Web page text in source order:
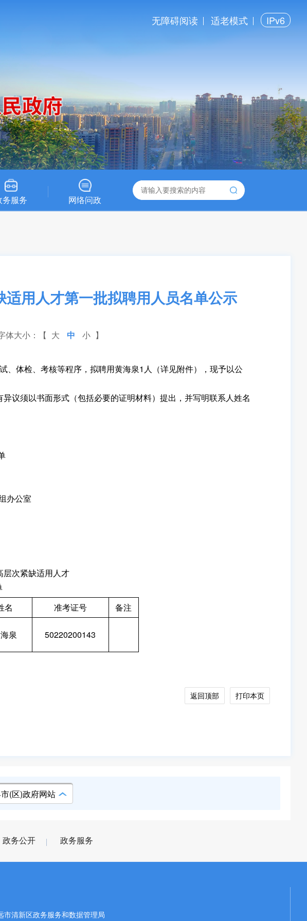
无障碍阅读 适老模式 IPv6
务服务 网络问政
用人才第一批拟聘用人员名单公示
体大小：【 大 中 小 】
体检、考核等程序，拟聘用黄海泉1人（详见附件），现予以公
须以书面形式（包括必要的证明材料）提出，并写明联系人姓名
办公室
层次紧缺适用人才
名 准考证号 备注
泉 50220200143
返回顶部 打印本页
(区)政府网站
政务公开 政务服务
市清新区政务服务和数据管理局